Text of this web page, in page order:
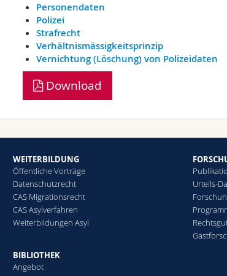
Personendaten
Polizei
Strafrecht
Verhältnismässigkeitsprinzip
Vernichtung (Löschung) von Polizeidaten
Download
WEITERBILDUNG
Öffentliche Vorträge
Datenschutzrecht
CAS Migrationsrecht
CAS Asylverfahren
Weiterbildungen Asyl
BIBLIOTHEK
Angebot
Urteils-